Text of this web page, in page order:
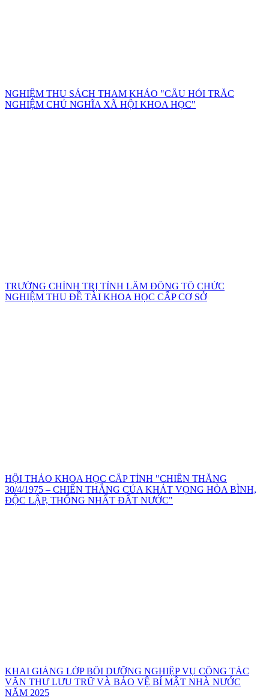
NGHIỆM THU SÁCH THAM KHẢO "CÂU HỎI TRẮC
NGHIỆM CHỦ NGHĨA XÃ HỘI KHOA HỌC"
TRƯỜNG CHÍNH TRỊ TỈNH LÂM ĐỒNG TỔ CHỨC
NGHIỆM THU ĐỀ TÀI KHOA HỌC CẤP CƠ SỞ
HỘI THẢO KHOA HỌC CẤP TỈNH "CHIẾN THẮNG
30/4/1975 – CHIẾN THẮNG CỦA KHÁT VỌNG HÒA BÌNH,
ĐỘC LẬP, THỐNG NHẤT ĐẤT NƯỚC"
KHAI GIẢNG LỚP BỒI DƯỠNG NGHIỆP VỤ CÔNG TÁC
VĂN THƯ LƯU TRỮ VÀ BẢO VỆ BÍ MẬT NHÀ NƯỚC
NĂM 2025